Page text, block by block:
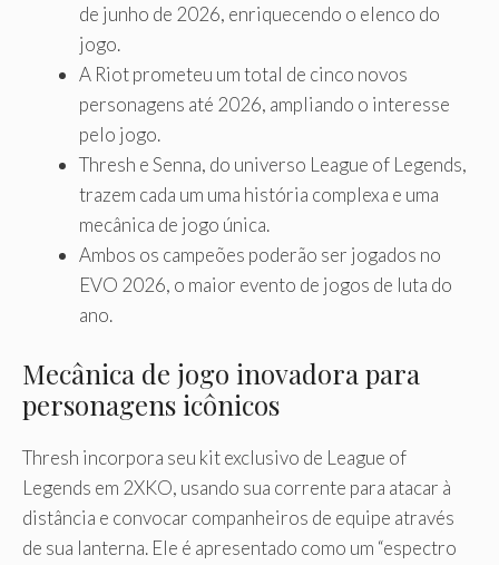
de junho de 2026, enriquecendo o elenco do
jogo.
A Riot prometeu um total de cinco novos
personagens até 2026, ampliando o interesse
pelo jogo.
Thresh e Senna, do universo League of Legends,
trazem cada um uma história complexa e uma
mecânica de jogo única.
Ambos os campeões poderão ser jogados no
EVO 2026, o maior evento de jogos de luta do
ano.
Mecânica de jogo inovadora para
personagens icônicos
Thresh incorpora seu kit exclusivo de League of
Legends em 2XKO, usando sua corrente para atacar à
distância e convocar companheiros de equipe através
de sua lanterna. Ele é apresentado como um “espectro